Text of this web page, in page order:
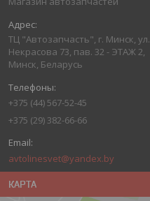
ТЦ "Автозапчасть", г. Минск, ул.
Некрасова 73, пав. 32 - ЭТАЖ 2,
Минск, Беларусь
+375 (44) 567-52-45
+375 (29) 382-66-66
avtolinesvet@yandex.by
КАРТА